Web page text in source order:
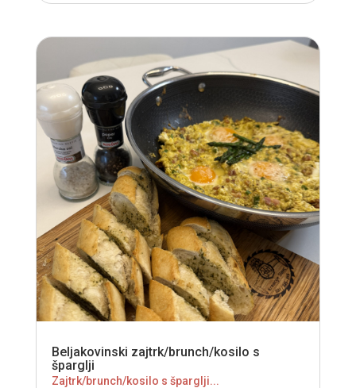
Beljakovinski zajtrk/brunch/kosilo s
šparglji
Zajtrk/brunch/kosilo s šparglji...